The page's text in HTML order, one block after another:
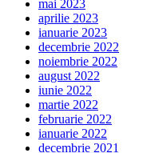
mai 2023
aprilie 2023
ianuarie 2023
decembrie 2022
noiembrie 2022
august 2022
iunie 2022
martie 2022
februarie 2022
ianuarie 2022
decembrie 2021